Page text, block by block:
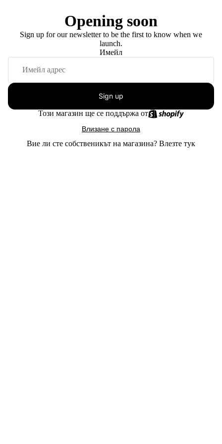
Opening soon
Sign up for our newsletter to be the first to know when we
launch.
Имейл
Sign up
Този магазин ще се поддържа от
Влизане с парола
Вие ли сте собственикът на магазина? Влезте тук